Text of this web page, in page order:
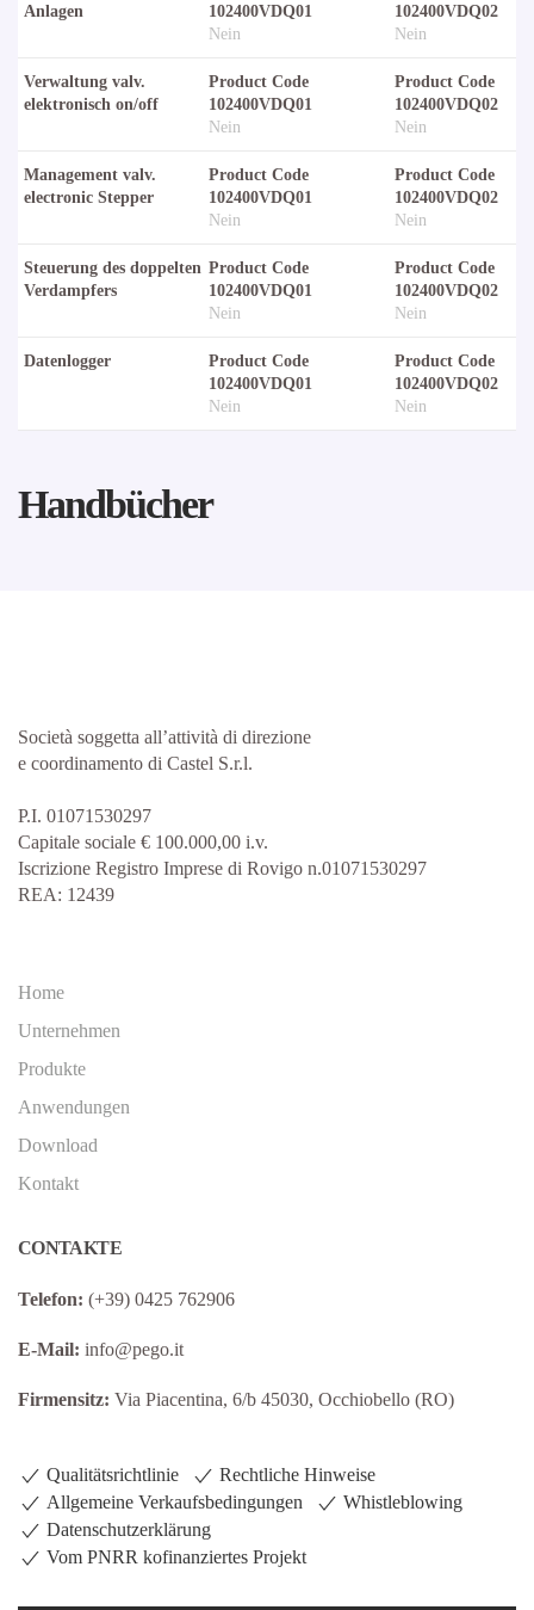
Anlagen
102400VDQ01
Nein
102400VDQ02
Nein
Verwaltung valv.
elektronisch on/off
Product Code
102400VDQ01
Nein
Product Code
102400VDQ02
Nein
Management valv.
electronic Stepper
Product Code
102400VDQ01
Nein
Product Code
102400VDQ02
Nein
Steuerung des doppelten
Verdampfers
Product Code
102400VDQ01
Nein
Product Code
102400VDQ02
Nein
Datenlogger
Product Code
102400VDQ01
Nein
Product Code
102400VDQ02
Nein
Handbücher
Società soggetta all’attività di direzione
e coordinamento di Castel S.r.l.
P.I. 01071530297
Capitale sociale € 100.000,00 i.v.
Iscrizione Registro Imprese di Rovigo n.01071530297
REA: 12439
Home
Unternehmen
Produkte
Anwendungen
Download
Kontakt
CONTAKTE
Telefon: (+39) 0425 762906
E-Mail: info@pego.it
Firmensitz: Via Piacentina, 6/b 45030, Occhiobello (RO)
Qualitätsrichtlinie
Rechtliche Hinweise
Allgemeine Verkaufsbedingungen
Whistleblowing
Datenschutzerklärung
Vom PNRR kofinanziertes Projekt